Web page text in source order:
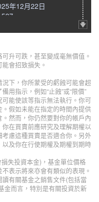
年12月22日
527
升可跌，甚至變成毫無價值。
會招致損失。
下，你所蒙受的虧蝕可能會超
用指示，例如“止蝕”或“限價”
能使該等指示無法執行。你可
假如未能在指定的時間內提供
然而，你仍然要對你的帳戶內
在買賣前應研究及理解期權以
慮這種買賣是否適合你。另外
及你在行使期權及期權到期時
失投資本金)，基金單位價格
表示將來亦會有類似的表現。
有關基金之銷售文件(包括當
金而言，特別是有關投資於新